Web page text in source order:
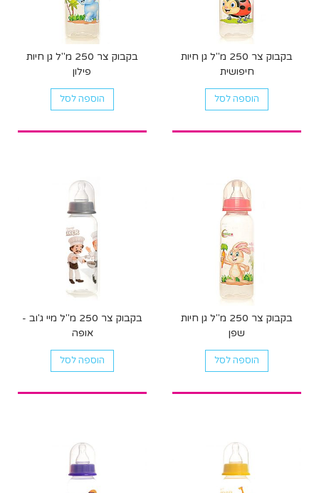
בקבוק צר 250 מ"ל גן חיות
חיפושית
הוספה לסל
בקבוק צר 250 מ"ל גן חיות
פילון
הוספה לסל
בקבוק צר 250 מ"ל גן חיות
שפן
הוספה לסל
בקבוק צר 250 מ"ל מיי ג'וב -
אופה
הוספה לסל